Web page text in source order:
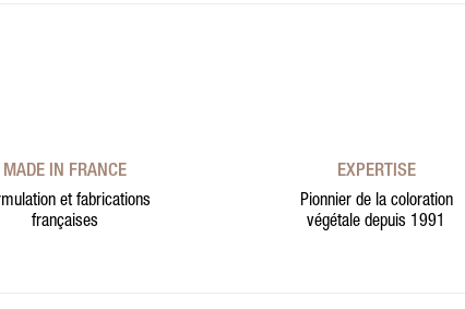
MADE IN FRANCE
et fabrications
françaises
EXPERTISE
Pionnier de la coloration
végétale depuis 1991